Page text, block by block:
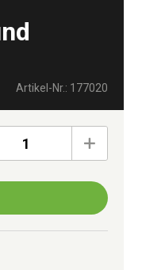
Artikel-Nr.: 177020
1